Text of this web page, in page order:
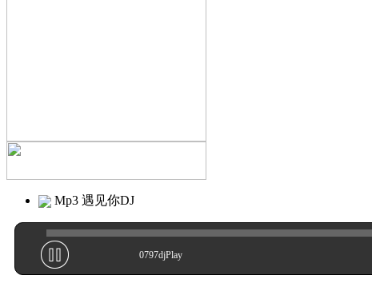
Mp3 遇见你DJ
0797djPlay